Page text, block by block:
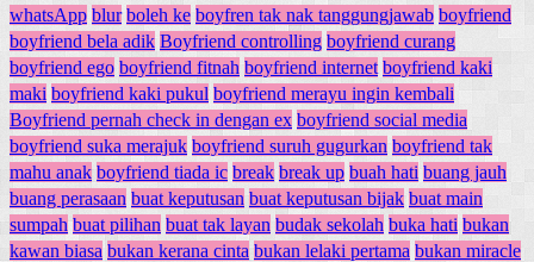
whatsApp blur boleh ke boyfren tak nak tanggungjawab boyfriend
boyfriend bela adik Boyfriend controlling boyfriend curang
boyfriend ego boyfriend fitnah boyfriend internet boyfriend kaki
maki boyfriend kaki pukul boyfriend merayu ingin kembali
Boyfriend pernah check in dengan ex boyfriend social media
boyfriend suka merajuk boyfriend suruh gugurkan boyfriend tak
mahu anak boyfriend tiada ic break break up buah hati buang jauh
buang perasaan buat keputusan buat keputusan bijak buat main
sumpah buat pilihan buat tak layan budak sekolah buka hati bukan
kawan biasa bukan kerana cinta bukan lelaki pertama bukan miracle